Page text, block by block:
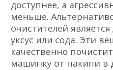
доступнее, а
меньше.
очистителей является
уксус или сода. Эти
качественно
машинку от накипи в